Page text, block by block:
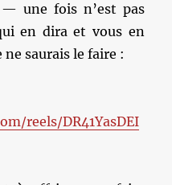
une fois n’est pas
en dira et vous en
saurais le faire :
reels/DR41YasDEI